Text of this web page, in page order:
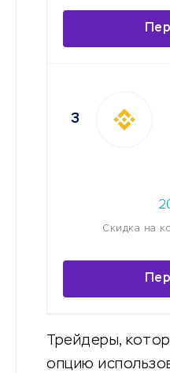
3
Скидка на
Трейдеры,
опцию